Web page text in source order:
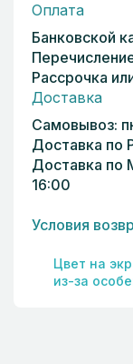
Оплата
Банковской
Рассрочка
Доставка
Самовывоз:
Доставка по
Доставка по
16:00
Условия
Цвет на
из-за